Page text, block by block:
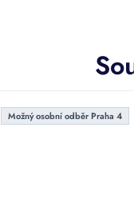
Možný osobní odběr Praha 4